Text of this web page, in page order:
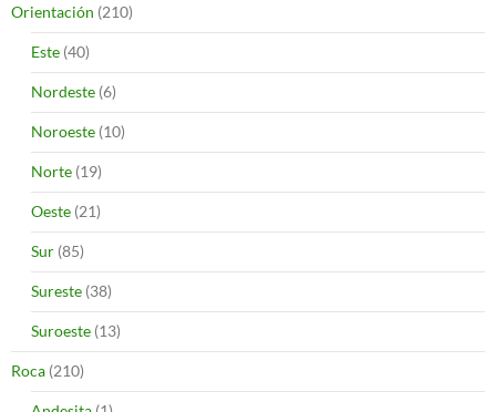
Orientación (210)
Este (40)
Nordeste (6)
Noroeste (10)
Norte (19)
Oeste (21)
Sur (85)
Sureste (38)
Suroeste (13)
Roca (210)